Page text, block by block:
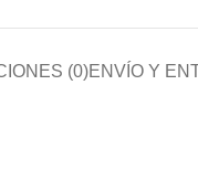
(0)ENVÍO Y